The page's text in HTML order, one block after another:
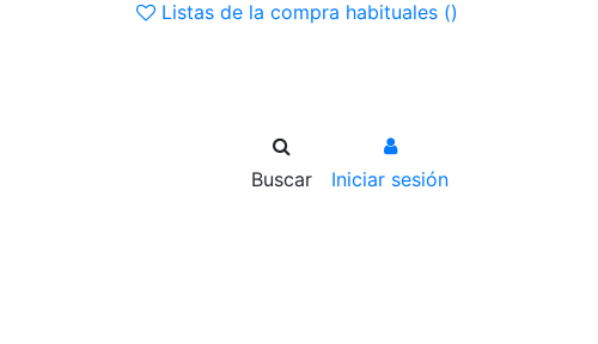
Listas de la compra habituales ()
Buscar Iniciar sesión